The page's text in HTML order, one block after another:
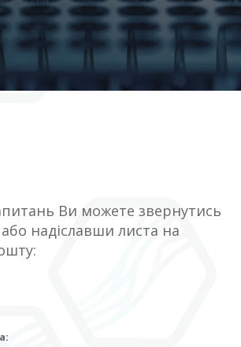
Ви можете звернутись
надіславши листа на